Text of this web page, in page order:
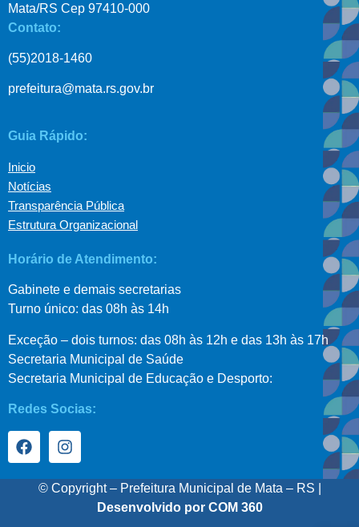
Mata/RS Cep 97410-000
Contato:
(55)2018-1460
prefeitura@mata.rs.gov.br
Guia Rápido:
Inicio
Notícias
Transparência Pública
Estrutura Organizacional
Horário de Atendimento:
Gabinete e demais secretarias
Turno único: das 08h às 14h
Exceção – dois turnos: das 08h às 12h e das 13h às 17h
Secretaria Municipal de Saúde
Secretaria Municipal de Educação e Desporto:
Redes Socias:
© Copyright – Prefeitura Municipal de Mata – RS |
Desenvolvido por COM 360